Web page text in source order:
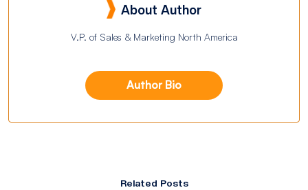
About Author
V.P. of Sales & Marketing North America
Author Bio
Related Posts